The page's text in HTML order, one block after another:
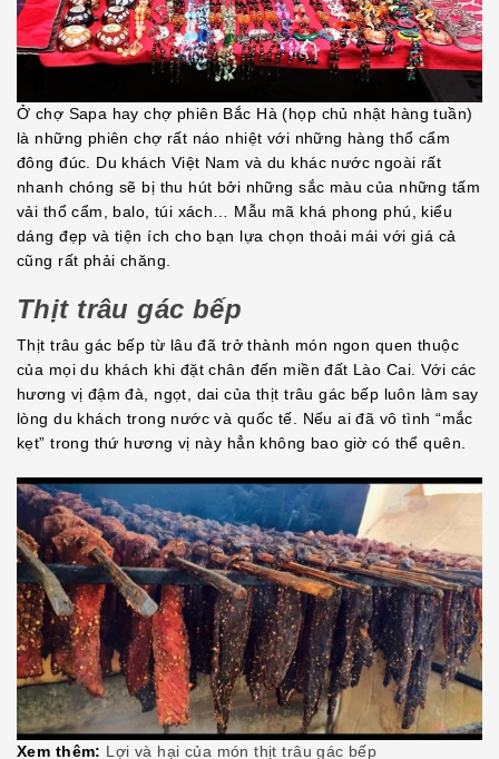
Ở chợ Sapa hay chợ phiên Bắc Hà (họp chủ nhật hàng tuần)
là những phiên chợ rất náo nhiệt với những hàng thổ cẩm
đông đúc. Du khách Việt Nam và du khác nước ngoài rất
nhanh chóng sẽ bị thu hút bởi những sắc màu của những tấm
vải thổ cẩm, balo, túi xách… Mẫu mã khá phong phú, kiểu
dáng đẹp và tiện ích cho bạn lựa chọn thoải mái với giá cả
cũng rất phải chăng.
Thịt trâu gác bếp
Thịt trâu gác bếp từ lâu đã trở thành món ngon quen thuộc
của mọi du khách khi đặt chân đến miền đất Lào Cai. Với các
hương vị đậm đà, ngọt, dai của thịt trâu gác bếp luôn làm say
lòng du khách trong nước và quốc tế. Nếu ai đã vô tình “mắc
kẹt” trong thứ hương vị này hẳn không bao giờ có thể quên.
Xem thêm: Lợi và hại của món thịt trâu gác bếp